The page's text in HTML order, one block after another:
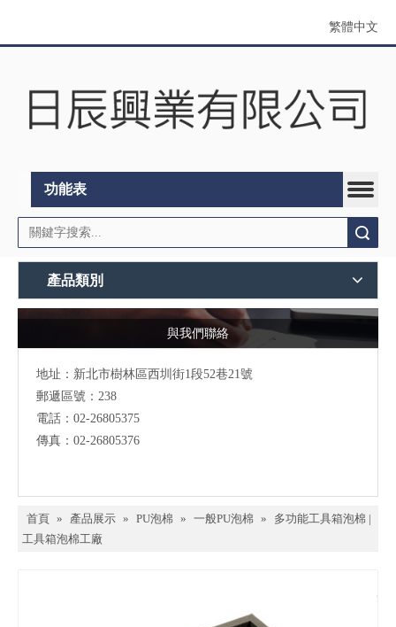
繁體中文
功能表
產品類別
與我們聯絡
地址： 新北市樹林區西圳街1段52巷21號
郵遞區號：238
電話：02-26805375
傳真：02-26805376
首頁 » 產品展示 » PU泡棉 » 一般PU泡棉 »
多功能工具箱泡棉 |
工具箱泡棉工廠